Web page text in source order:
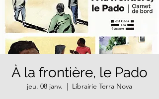
À la frontière, le Pado
jeu. 08 janv.
  |
Librairie Terra Nova